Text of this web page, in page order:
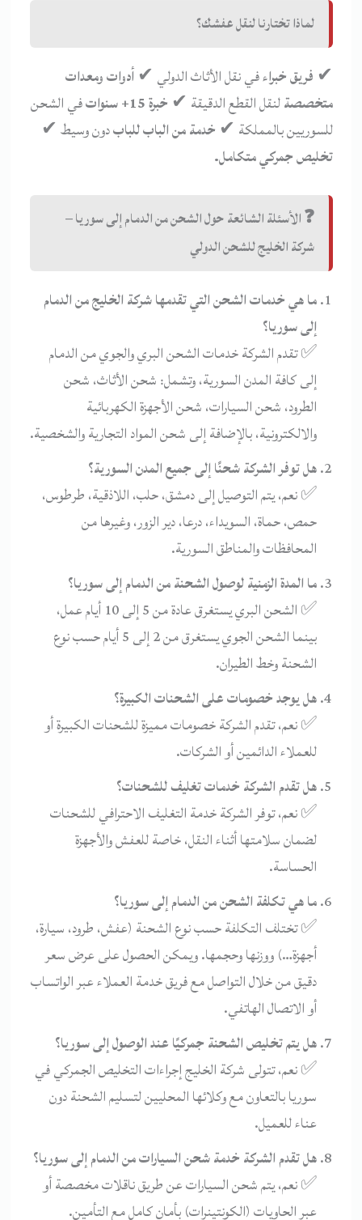
لماذا تختارنا لنقل عفشك؟
✔ فريق خبراءفي نقل الأثاث الدولي ✔أدوات ومعدات
متخصصةلنقل القطع الدقيقة ✔ خبرة 15+ سنوات
في الشحن
للسوريين بالمملكة ✔ خدمة من الباب للبابدون وسيط ✔
تخليص جمركي متكامل.
❓ الأسئلة الشائعة حول الشحن من الدمام إلى سوريا –
شركة الخليج للشحن الدولي
ما هي خدمات الشحن التي تقدمها شركة الخليج من الدمام
إلى سوريا؟
✅ تقدم الشركة خدمات الشحن البري والجوي من الدمام
إلى كافة المدن السورية، وتشمل: شحن الأثاث، شحن
الطرود، شحن السيارات، شحن الأجهزة الكهربائية
والالكترونية، بالإضافة إلى شحن المواد التجارية والشخصية.
هل توفر الشركة شحنًا إلى جميع المدن السورية؟
✅ نعم، يتم التوصيل إلى دمشق، حلب، اللاذقية، طرطوس،
حمص، حماة، السويداء، درعا، دير الزور، وغيرها من
المحافظات والمناطق السورية.
ما المدة الزمنية لوصول الشحنة من الدمام إلى سوريا؟
✅ الشحن البري يستغرق عادة من 5 إلى 10 أيام عمل،
بينما الشحن الجوي يستغرق من 2 إلى 5 أيام حسب نوع
الشحنة وخط الطيران.
هل يوجد خصومات على الشحنات الكبيرة؟
✅ نعم، تقدم الشركة خصومات مميزة للشحنات الكبيرة أو
للعملاء الدائمين أو الشركات.
هل تقدم الشركة خدمات تغليف للشحنات؟
✅ نعم، توفر الشركة خدمة التغليف الاحترافي للشحنات
لضمان سلامتها أثناء النقل، خاصة للعفش والأجهزة
الحساسة.
ما هي تكلفة الشحن من الدمام إلى سوريا؟
✅ تختلف التكلفة حسب نوع الشحنة (عفش، طرود، سيارة،
أجهزة…) ووزنها وحجمها. ويمكن الحصول على عرض سعر
دقيق من خلال التواصل مع فريق خدمة العملاء عبر الواتساب
أو الاتصال الهاتفي.
هل يتم تخليص الشحنة جمركيًا عند الوصول إلى سوريا؟
✅ نعم، تتولى شركة الخليج إجراءات التخليص الجمركي في
سوريا بالتعاون مع وكلائها المحليين لتسليم الشحنة دون
عناء للعميل.
هل تقدم الشركة خدمة شحن السيارات من الدمام إلى سوريا؟
✅ نعم، يتم شحن السيارات عن طريق ناقلات مخصصة أو
عبر الحاويات (الكونتينرات) بأمان كامل مع التأمين.